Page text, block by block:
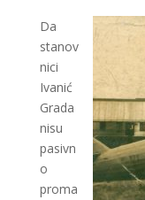
Da
stanov
nici
Ivanić
Grada
nisu
pasivn
o
proma